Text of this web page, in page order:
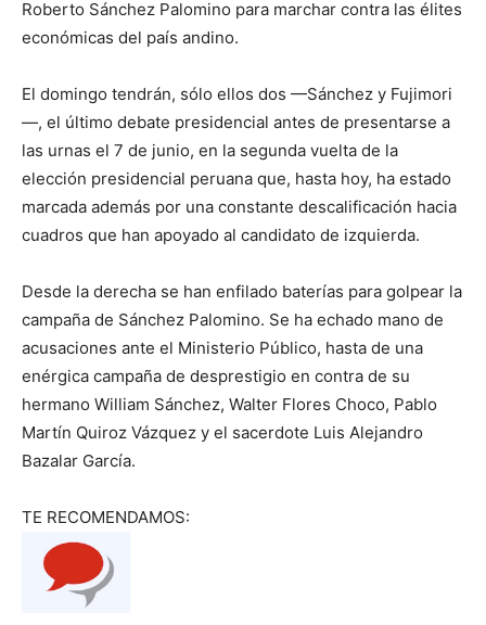
Roberto Sánchez Palomino para marchar contra las élites
económicas del país andino.
El domingo tendrán, sólo ellos dos —Sánchez y Fujimori
—, el último debate presidencial antes de presentarse a
las urnas el 7 de junio, en la segunda vuelta de la
elección presidencial peruana que, hasta hoy, ha estado
marcada además por una constante descalificación hacia
cuadros que han apoyado al candidato de izquierda.
Desde la derecha se han enfilado baterías para golpear la
campaña de Sánchez Palomino. Se ha echado mano de
acusaciones ante el Ministerio Público, hasta de una
enérgica campaña de desprestigio en contra de su
hermano William Sánchez, Walter Flores Choco, Pablo
Martín Quiroz Vázquez y el sacerdote Luis Alejandro
Bazalar García.
TE RECOMENDAMOS: